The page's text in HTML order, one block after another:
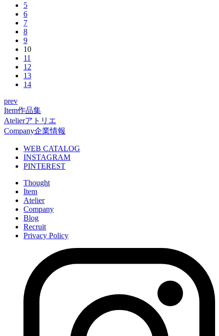
5
6
7
8
9
10
11
12
13
14
prev
Item作品集
Atelierアトリエ
Company企業情報
WEB CATALOG
INSTAGRAM
PINTEREST
Thought
Item
Atelier
Company
Blog
Recruit
Privacy Policy